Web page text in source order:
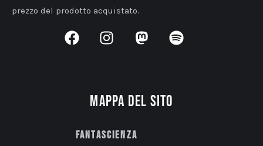
prezzo del prodotto acquistato.
Mappa del sito
Fantascienza